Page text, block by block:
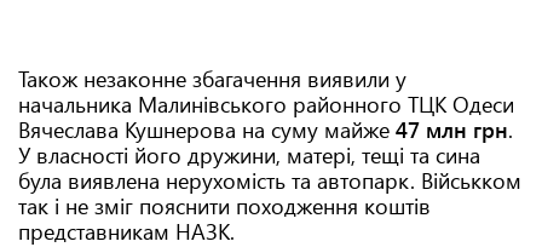
Також незаконне збагачення виявили у
начальника Малинівського районного ТЦК Одеси
Вячеслава Кушнерова на суму майже 47 млн грн.
У власності його дружини, матері, тещі та сина
була виявлена нерухомість та автопарк. Військком
так і не зміг пояснити походження коштів
представникам НАЗК.